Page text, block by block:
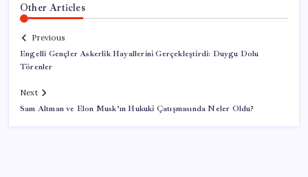
Other Articles
Previous
Engelli Gençler Askerlik Hayallerini Gerçekleştirdi: Duygu Dolu
Törenler
Next
Sam Altman ve Elon Musk’ın Hukuki Çatışmasında Neler Oldu?